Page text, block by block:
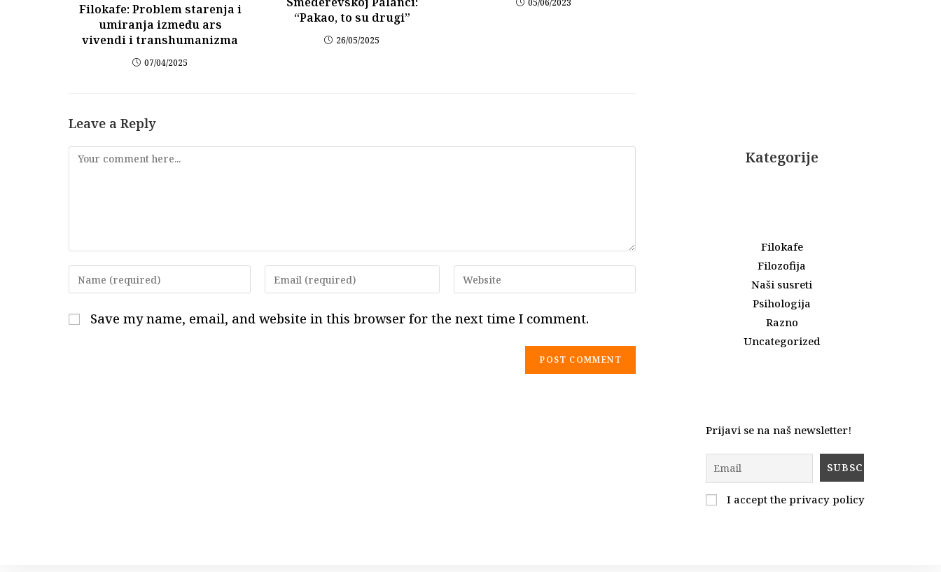
Filokafe: Problem starenja i
umiranja između ars
vivendi i transhumanizma
07/04/2025
“Pakao, to su drugi”
26/05/2025
05/06/2023
Leave a Reply
Comment
Enter
your
or
Enter
your
address
Enter
your
URL
Save my name, email, and website in this browser for the next time I comment.
Kategorije
Filokafe
Filozofija
Naši susreti
Psihologija
Razno
Uncategorized
Prijavi se na naš newsletter!
I accept the privacy policy